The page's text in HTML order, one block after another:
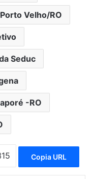
Porto Velho/RO
Seduc
-RO
Copia URL